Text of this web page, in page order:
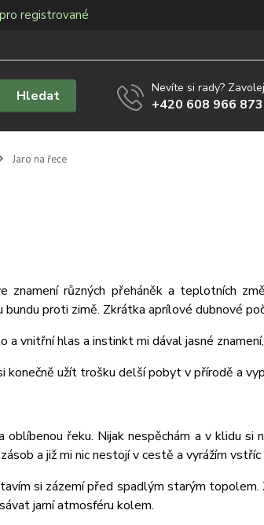
registrované
Hledat Nevíte si rady?
+420 608 966 873
Jaro na řece
znamení různých přeháněk a teplotních
proti zimě. Zkrátka aprílové dubnové
vnitřní hlas a instinkt mi dával jasné
konečně užít trošku delší pobyt v přírodě a
oblíbenou řeku. Nijak nespěchám a v klidu
a již mi nic nestojí v cestě a vyrážím
si zázemí před spadlým starým
jarní atmosféru kolem.